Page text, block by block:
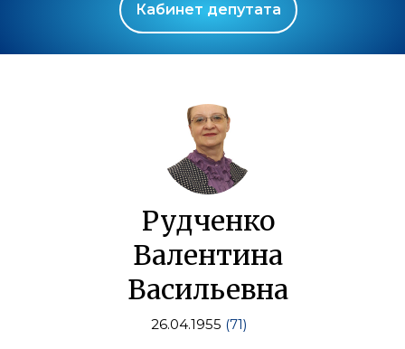
Кабинет депутата
Рудченко
Валентина
Васильевна
26.04.1955 (71)